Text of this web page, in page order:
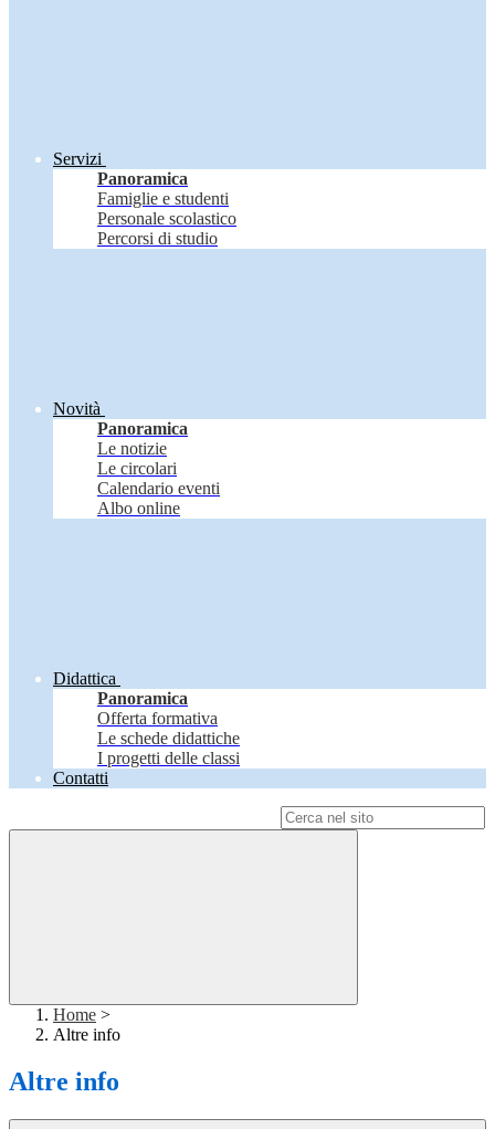
Servizi
Panoramica
Famiglie e studenti
Personale scolastico
Percorsi di studio
Novità
Panoramica
Le notizie
Le circolari
Calendario eventi
Albo online
Didattica
Panoramica
Offerta formativa
Le schede didattiche
I progetti delle classi
Contatti
Home >
Altre info
Altre info